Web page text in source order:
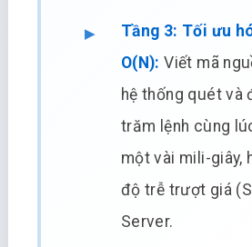
Tầng 3: Tối ưu
O(N): Viết mã
hệ thống quét và
trăm lệnh cùng
một vài mili-giây,
độ trễ trượt giá
Server.